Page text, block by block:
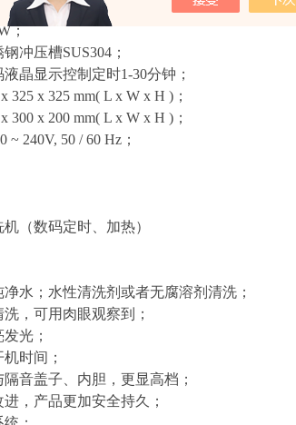
；
；
钢冲压槽SUS304 ；
液晶显示控制定时1-30分钟；
325 x 325 mm( L x W x H ) ；
300 x 200 mm( L x W x H ) ；
~ 240V, 50 / 60 Hz ；
（数码定时、加热）
水；水性清洗剂或者无腐溶剂清洗；
，可用肉眼观察到；
光；
时间；
音盖子、内胆，更显高档；
，产品更加安全持久；